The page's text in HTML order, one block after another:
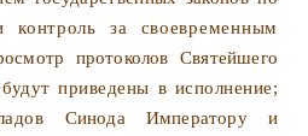
контроль за своевременным
протоколов Святейшего
будут приведены в исполнение;
Синода Императору и